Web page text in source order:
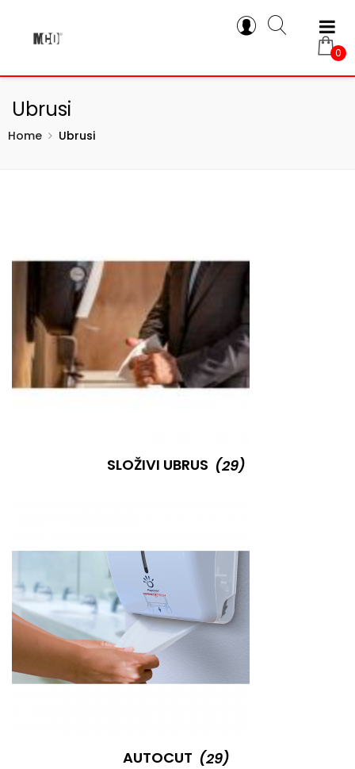
0
Ubrusi
Home Ubrusi
SLOŽIVI UBRUS (29)
AUTOCUT (29)